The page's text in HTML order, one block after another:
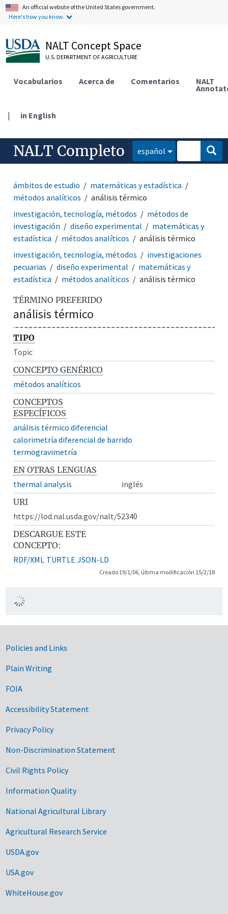
An official website of the United States government.
Here's how you know.
NALT Concept Space
U.S. DEPARTMENT OF AGRICULTURE
Vocabularios Acerca de Comentarios NALT
| in English
NALT Completo español
ámbitos de estudio
matemáticas y estadística
métodos analíticos
análisis térmico
investigación, tecnología, métodos
métodos de
investigación
diseño experimental
matemáticas y
estadística
métodos analíticos
análisis térmico
investigación, tecnología, métodos
investigaciones
pecuarias
diseño experimental
matemáticas y
estadística
métodos analíticos análisis térmico
TÉRMINO PREFERIDO
análisis térmico
TIPO
Topic
CONCEPTO GENÉRICO
métodos analíticos
CONCEPTOS
ESPECÍFICOS
análisis térmico diferencial
calorimetría diferencial de barrido
termogravimetría
EN OTRAS LENGUAS
thermal analysis
inglés
URI
https://lod.nal.usda.gov/nalt/52340
DESCARGUE ESTE
CONCEPTO:
RDF/XML TURTLE JSON-LD
Creado 19/1/06, última modificación 15/2/18
Government Links
Policies and Links
Plain Writing
FOIA
Accessibility Statement
Privacy Policy
Non-Discrimination Statement
Civil Rights Policy
Information Quality
National Agricultural Library
Agricultural Research Service
USDA.gov
USA.gov
WhiteHouse.gov